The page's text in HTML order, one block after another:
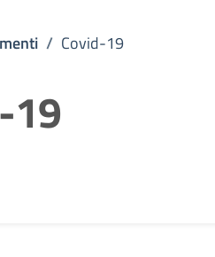
/ Covid-19
19